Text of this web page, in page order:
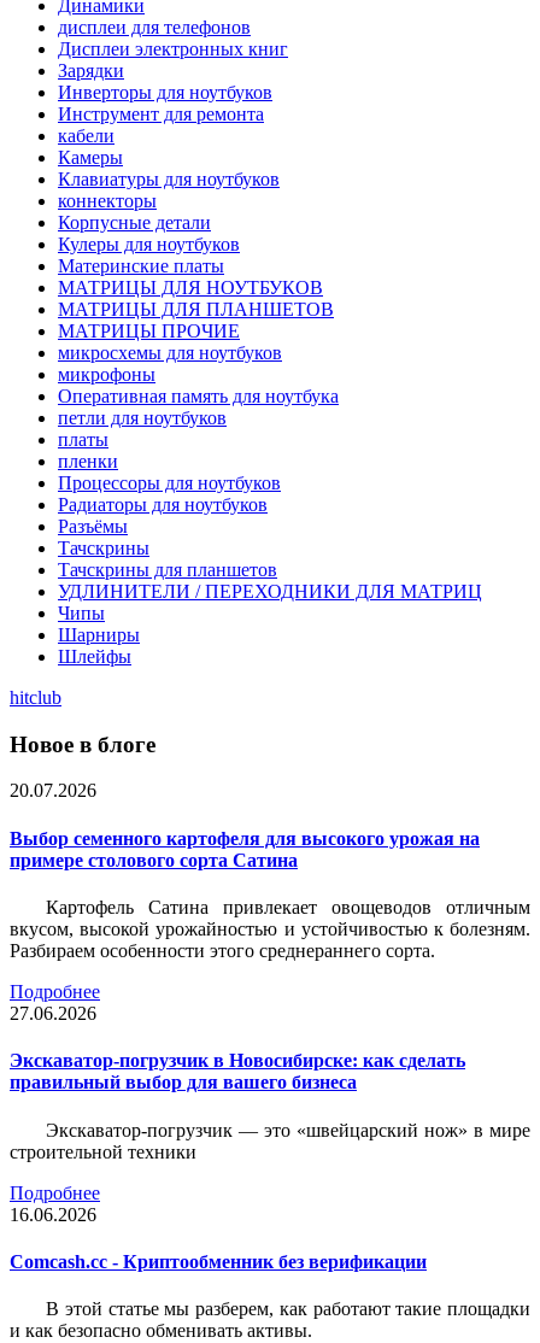
Динамики
дисплеи для телефонов
Дисплеи электронных книг
Зарядки
Инверторы для ноутбуков
Инструмент для ремонта
кабели
Камеры
Клавиатуры для ноутбуков
коннекторы
Корпусные детали
Кулеры для ноутбуков
Материнские платы
МАТРИЦЫ ДЛЯ НОУТБУКОВ
МАТРИЦЫ ДЛЯ ПЛАНШЕТОВ
МАТРИЦЫ ПРОЧИЕ
микросхемы для ноутбуков
микрофоны
Оперативная память для ноутбука
петли для ноутбуков
платы
пленки
Процессоры для ноутбуков
Радиаторы для ноутбуков
Разъёмы
Тачскрины
Тачскрины для планшетов
УДЛИНИТЕЛИ / ПЕРЕХОДНИКИ ДЛЯ МАТРИЦ
Чипы
Шарниры
Шлейфы
hitclub
Новое в блоге
20.07.2026
Выбор семенного картофеля для высокого урожая на
примере столового сорта Сатина
Картофель Сатина привлекает овощеводов отличным
вкусом, высокой урожайностью и устойчивостью к болезням.
Разбираем особенности этого среднераннего сорта.
Подробнее
27.06.2026
Экскаватор-погрузчик в Новосибирске: как сделать
правильный выбор для вашего бизнеса
Экскаватор-погрузчик — это «швейцарский нож» в мире
строительной техники
Подробнее
16.06.2026
Comcash.cc - Криптообменник без верификации
В этой статье мы разберем, как работают такие площадки
и как безопасно обменивать активы.